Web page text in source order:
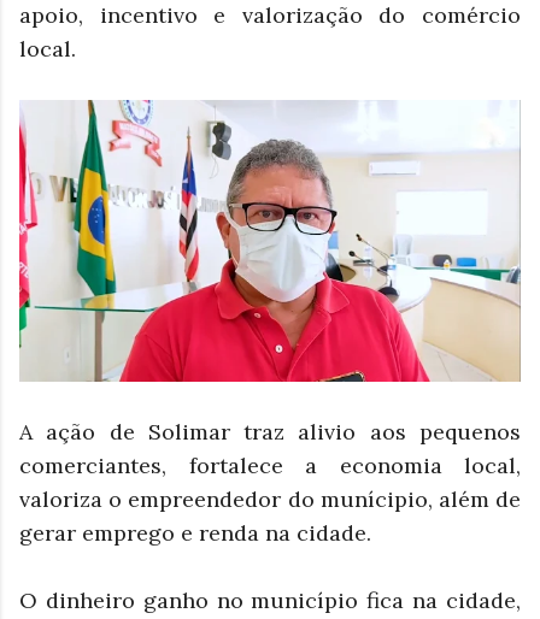
apoio, incentivo e valorização do comércio
local.
A ação de Solimar traz alivio aos pequenos
comerciantes, fortalece a economia local,
valoriza o empreendedor do munícipio, além de
gerar emprego e renda na cidade.
O dinheiro ganho no município fica na cidade,